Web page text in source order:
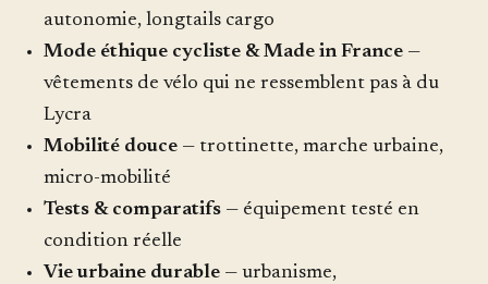
autonomie, longtails cargo
Mode éthique cycliste & Made in France —
vêtements de vélo qui ne ressemblent pas à du
Lycra
Mobilité douce — trottinette, marche urbaine,
micro-mobilité
Tests & comparatifs — équipement testé en
condition réelle
Vie urbaine durable — urbanisme,